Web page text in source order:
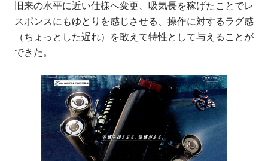
旧来の水平に近い仕様へ変更、吸気長を稼げたことでレ
スポンスにもゆとりを感じさせる、操作に対するラグ感
（ちょっとした遅れ）を敢えて特性として与えることが
できた。